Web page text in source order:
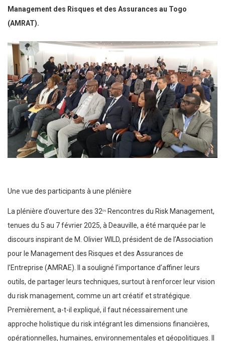
Management des Risques et des Assurances au Togo
(AMRAT).
Une vue des participants à une plénière
La plénière d’ouverture des 32ᵉˢ Rencontres du Risk Management,
tenues du 5 au 7 février 2025, à Deauville, a été marquée par le
discours inspirant de M. Olivier WILD, président de de l’Association
pour le Management des Risques et des Assurances de
l’Entreprise (AMRAE). Il a souligné l’importance d’affiner leurs
outils, de partager leurs techniques, surtout à renforcer leur vision
du risk management, comme un art créatif et stratégique.
Premièrement, a-t-il expliqué, il faut nécessairement une
approche holistique du risk intégrant les dimensions financières,
opérationnelles, humaines, environnementales et géopolitiques. Il